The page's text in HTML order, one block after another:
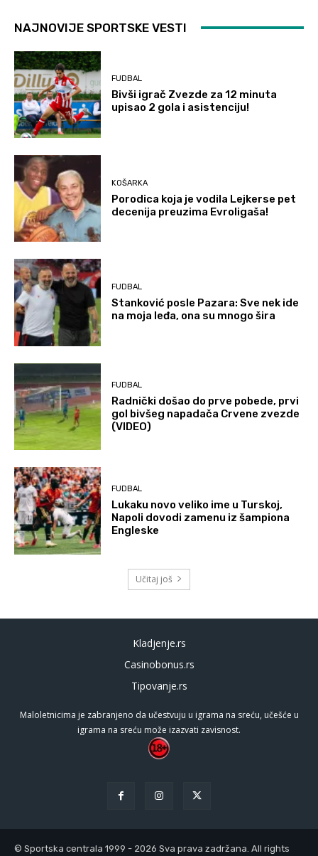
NAJNOVIJE SPORTSKE VESTI
FUDBAL
Bivši igrač Zvezde za 12 minuta
upisao 2 gola i asistenciju!
KOŠARKA
Porodica koja je vodila Lejkerse pet
decenija preuzima Evroligaša!
FUDBAL
Stanković posle Pazara: Sve nek ide
na moja leđa, ona su mnogo šira
FUDBAL
Radnički došao do prve pobede, prvi
gol bivšeg napadača Crvene zvezde
(VIDEO)
FUDBAL
Lukaku novo veliko ime u Turskoj,
Napoli dovodi zamenu iz šampiona
Engleske
Učitaj još
Kladjenje.rs
Casinobonus.rs
Tipovanje.rs
Maloletnicima je zabranjeno da učestvuju u igrama na sreću, učešće u
igrama na sreću može izazvati zavisnost.
© Sportska centrala 1999 - 2026 Sva prava zadržana. All rights